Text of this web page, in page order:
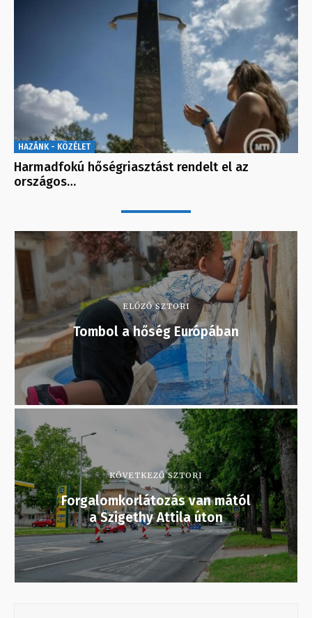
HAZÁNK - KÖZÉLET
Harmadfokú hőségriasztást rendelt el az
országos…
ELŐZŐ SZTORI
Tombol a hőség Európában
KÖVETKEZŐ SZTORI
Forgalomkorlátozás van mától
a Szigethy Attila úton